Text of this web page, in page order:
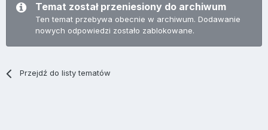
Temat został przeniesiony do archiwum
Ten temat przebywa obecnie w archiwum. Dodawanie
nowych odpowiedzi zostało zablokowane.
Przejdź do listy tematów